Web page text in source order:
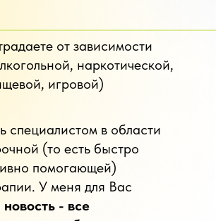
специалистом в области
(то есть быстро
помогающей)
У меня для Вас
- все
от зависимости
наркотической,
игровой)